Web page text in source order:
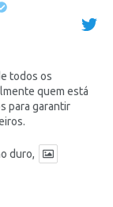
todos os
quem está
para garantir
duro,